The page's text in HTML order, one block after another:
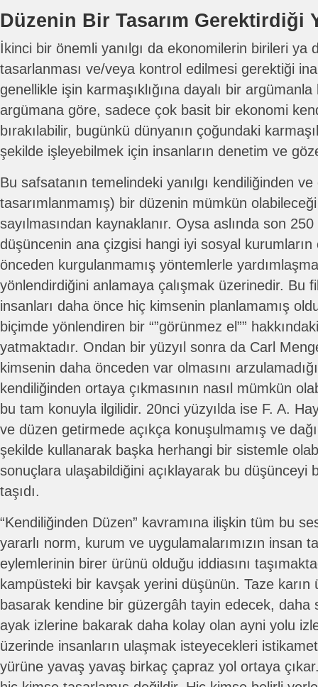
Düzenin Bir Tasarım Gerektirdiği
İkinci bir önemli yanılgı da ekonomilerin birileri ya
tasarlanması ve/veya kontrol edilmesi gerektiği
genellikle işin karmaşıklığına dayalı bir argümanla
argümana göre, sadece çok basit bir ekonomi
bırakılabilir, bugünkü dünyanın çoğundaki
şekilde işleyebilmek için insanların denetim ve
Bu safsatanın temelindeki yanılgı kendiliğinden
tasarımlanmamış) bir düzenin mümkün
sayılmasından kaynaklanır. Oysa aslında son
düşüncenin ana çizgisi hangi iyi sosyal kurumların
önceden kurgulanmamış yöntemlerle
yönlendirdiğini anlamaya çalışmak üzerinedir. Bu
insanları daha önce hiç kimsenin planlamamış
biçimde yönlendiren bir “”görünmez el””
yatmaktadır. Ondan bir yüzyıl sonra da Carl
kimsenin daha önceden var olmasını
kendiliğinden ortaya çıkmasının nasıl mümkün
bu tam konuyla ilgilidir. 20nci yüzyılda ise F. A.
ve düzen getirmede açıkça konuşulmamış ve
şekilde kullanarak başka herhangi bir sistemle
sonuçlara ulaşabildiğini açıklayarak bu düşünceyi
taşıdı.
“Kendiliğinden Düzen” kavramına ilişkin tüm bu
yararlı norm, kurum ve uygulamalarımızın insan
eylemlerinin birer ürünü olduğu iddiasını
kampüsteki bir kavşak yerini düşünün. Taze karın
basarak kendine bir güzergâh tayin edecek, daha
ayak izlerine bakarak daha kolay olan ayni yolu
üzerinde insanların ulaşmak isteyecekleri
yürüne yavaş yavaş birkaç çapraz yol ortaya